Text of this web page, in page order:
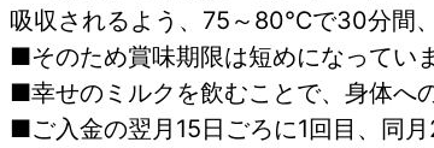
吸収されるよう、75～80℃で30分間
■そのため賞味期限は短めになっていま
■幸せのミルクを飲むことで、身体へ
■ご入金の翌月15日ごろに1回目、同